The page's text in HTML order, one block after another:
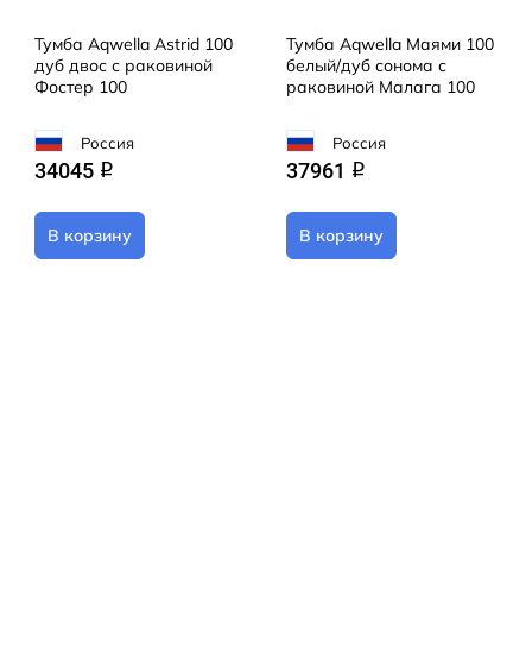
Тумба Aqwella Astrid 100
дуб двос с раковиной
Фостер 100
Россия
34045 q
В корзину
Тумба Aqwella Маями 100
белый/дуб сонома с
раковиной Малага 100
Россия
37961 q
В корзину